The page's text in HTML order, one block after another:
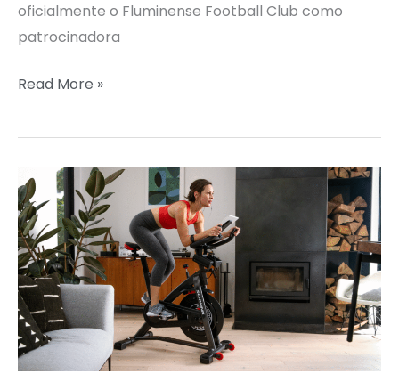
oficialmente o Fluminense Football Club como
patrocinadora
Read More »
SCHWINN
IC4:
A
BIKE
IDEAL
PARA
ALTA
PERFORMANCE